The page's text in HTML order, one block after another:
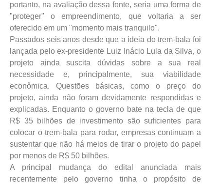
portanto, na avaliação dessa fonte, seria uma forma de
"proteger" o empreendimento, que voltaria a ser
oferecido em um "momento mais tranquilo".
Passados seis anos desde que a ideia do trem-bala foi
lançada pelo ex-presidente Luiz Inácio Lula da Silva, o
projeto ainda suscita dúvidas sobre a sua real
necessidade e, principalmente, sua viabilidade
econômica. Questões básicas, como o preço do
projeto, ainda não foram devidamente respondidas e
explicadas. Enquanto o governo bate na tecla de que
R$ 35 bilhões de investimento são suficientes para
colocar o trem-bala para rodar, empresas continuam a
sustentar que não há meios de tirar o projeto do papel
por menos de R$ 50 bilhões.
A principal mudança do edital anunciada mais
recentemente pelo governo tinha o propósito de